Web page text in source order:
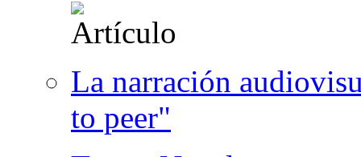
La narración
to peer"